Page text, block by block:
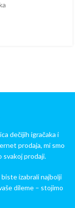
dečijih igračaka i
prodaja, mi smo
svakoj prodaji.
izabrali najbolji
dileme – stojimo